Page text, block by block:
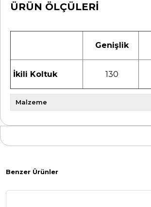
ÜRÜN ÖLÇÜLERİ
Genişlik
İkili Koltuk 130
Malzeme
Benzer Ürünler